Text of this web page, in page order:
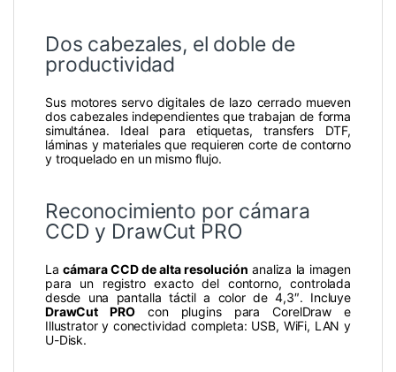
Dos cabezales, el doble de
productividad
Sus motores servo digitales de lazo cerrado mueven
dos cabezales independientes que trabajan de forma
simultánea. Ideal para etiquetas, transfers DTF,
láminas y materiales que requieren corte de contorno
y troquelado en un mismo flujo.
Reconocimiento por cámara
CCD y DrawCut PRO
Lacámara CCD de alta resolución analiza la imagen
para un registro exacto del contorno, controlada
desde una pantalla táctil a color de 4,3″. Incluye
DrawCut PROcon plugins para CorelDraw e
Illustrator y conectividad completa: USB, WiFi, LAN y
U-Disk.